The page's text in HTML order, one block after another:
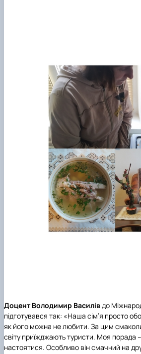
Доцент Володимир Василівдо
підготувався так: «Наша сім’я просто
як його можна не любити. За цим
світу приїжджають туристи. Моя порада
настоятися. Особливо він смачний на